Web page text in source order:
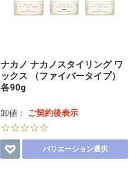
ナカノ ナカノスタイリング ワ
ックス （ファイバータイプ）
各90g
卸値： ご契約後表示
☆☆☆☆☆
バリエーション選択